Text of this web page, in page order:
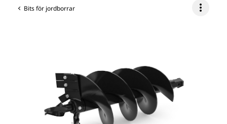
Bits för jordborrar more_vert